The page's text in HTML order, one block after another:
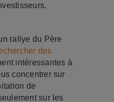
rallye du Père
des
intéressantes à
concentrer sur
de
sur les